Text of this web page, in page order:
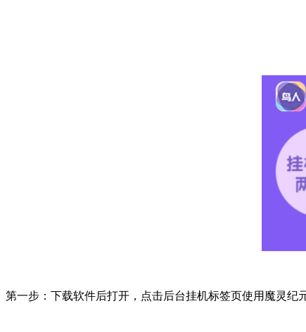
第一步：下载软件后打开，点击后台挂机标签页使用魔灵纪